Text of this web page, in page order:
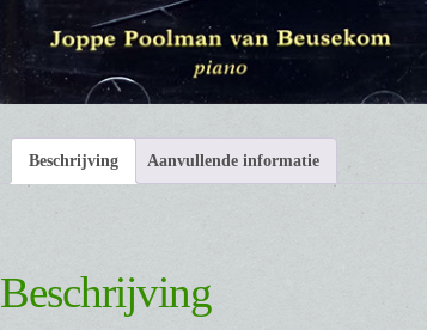
Beschrijving Aanvullende informatie
Beschrijving